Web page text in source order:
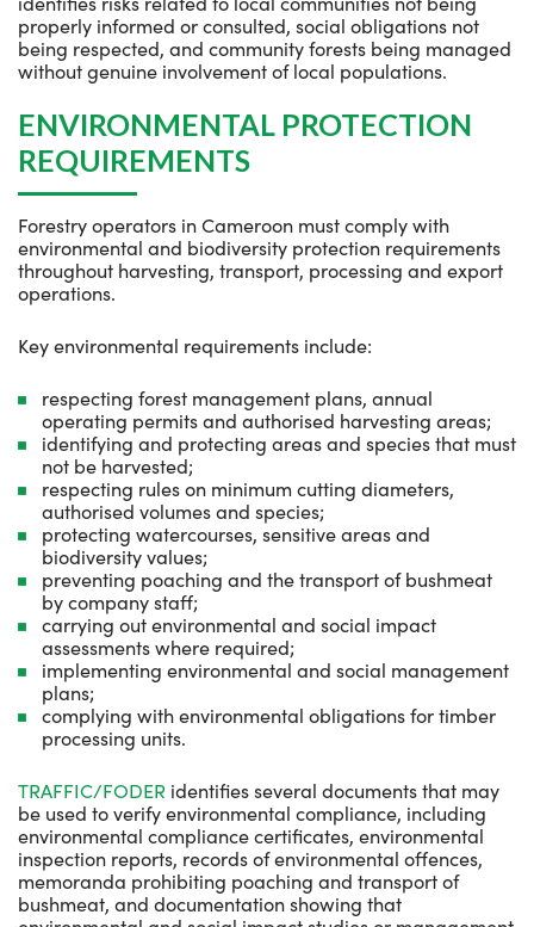
properly informed or consulted, social obligations not
being respected, and community forests being managed
without genuine involvement of local populations.
ENVIRONMENTAL PROTECTION
REQUIREMENTS
Forestry operators in Cameroon must comply with
environmental and biodiversity protection requirements
throughout harvesting, transport, processing and export
operations.
Key environmental requirements include:
respecting forest management plans, annual
operating permits and authorised harvesting areas;
identifying and protecting areas and species that must
not be harvested;
respecting rules on minimum cutting diameters,
authorised volumes and species;
protecting watercourses, sensitive areas and
biodiversity values;
preventing poaching and the transport of bushmeat
by company staff;
carrying out environmental and social impact
assessments where required;
implementing environmental and social management
plans;
complying with environmental obligations for timber
processing units.
TRAFFIC/FODER identifies several documents that may
be used to verify environmental compliance, including
environmental compliance certificates, environmental
inspection reports, records of environmental offences,
memoranda prohibiting poaching and transport of
bushmeat, and documentation showing that